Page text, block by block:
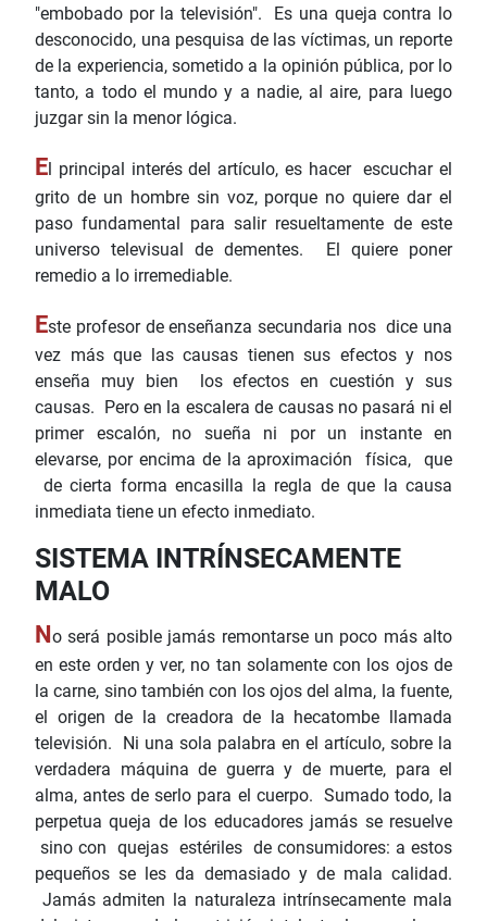
"embobado por la televisión". Es una queja contra lo
desconocido, una pesquisa de las víctimas, un reporte
de la experiencia, sometido a la opinión pública, por lo
tanto, a todo el mundo y a nadie, al aire, para luego
juzgar sin la menor lógica.
El principal interés del artículo, es hacer escuchar el
grito de un hombre sin voz, porque no quiere dar el
paso fundamental para salir resueltamente de este
universo televisual de dementes. El quiere poner
remedio a lo irremediable.
Este profesor de enseñanza secundaria nos dice una
vez más que las causas tienen sus efectos y nos
enseña muy bien los efectos en cuestión y sus
causas. Pero en la escalera de causas no pasará ni el
primer escalón, no sueña ni por un instante en
elevarse, por encima de la aproximación física, que
de cierta forma encasilla la regla de que la causa
inmediata tiene un efecto inmediato.
SISTEMA INTRÍNSECAMENTE
MALO
No será posible jamás remontarse un poco más alto
en este orden y ver, no tan solamente con los ojos de
la carne, sino también con los ojos del alma, la fuente,
el origen de la creadora de la hecatombe llamada
televisión. Ni una sola palabra en el artículo, sobre la
verdadera máquina de guerra y de muerte, para el
alma, antes de serlo para el cuerpo. Sumado todo, la
perpetua queja de los educadores jamás se resuelve
sino con quejas estériles de consumidores: a estos
pequeños se les da demasiado y de mala calidad.
Jamás admiten la naturaleza intrínsecamente mala